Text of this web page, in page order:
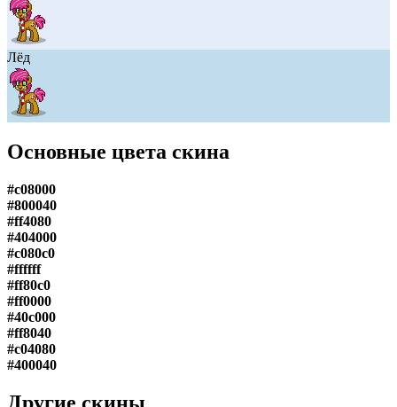
Лёд
Основные цвета скина
#c08000
#800040
#ff4080
#404000
#c080c0
#ffffff
#ff80c0
#ff0000
#40c000
#ff8040
#c04080
#400040
Другие скины